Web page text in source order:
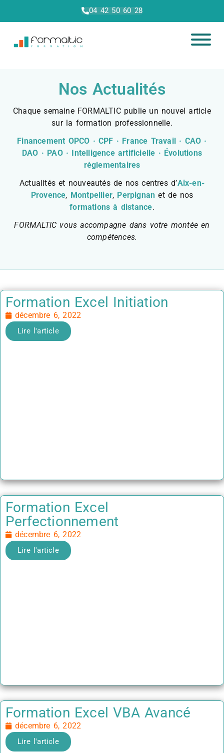
04 42 50 60 28
Nos Actualités
Chaque semaine FORMALTIC publie un nouvel article
sur la formation professionnelle.
Financement OPCO · CPF · France Travail · CAO ·
DAO · PAO · Intelligence artificielle · Évolutions
réglementaires
Actualités et nouveautés de nos centres d’Aix-en-
Provence, Montpellier, Perpignan et de nos
formations à distance.
FORMALTIC vous accompagne dans votre montée en
compétences.
Formation Excel Initiation
décembre 6, 2022
Lire l'article
Formation Excel
Perfectionnement
décembre 6, 2022
Lire l'article
Formation Excel VBA Avancé
décembre 6, 2022
Lire l'article